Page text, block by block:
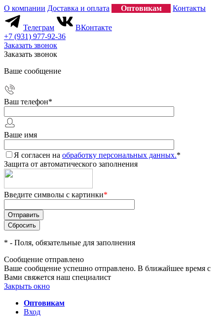
О компании Доставка и оплата Оптовикам Контакты
Телеграм
ВКонтакте
+7 (931) 977-92-36
Заказать звонок
Заказать звонок
Ваше сообщение
Ваш телефон*
Ваше имя
Я согласен на обработку персональных данных.*
Защита от автоматического заполнения
Введите символы с картинки*
* - Поля, обязательные для заполнения
Сообщение отправлено
Ваше сообщение успешно отправлено. В ближайшее время с
Вами свяжется наш специалист
Закрыть окно
Оптовикам
Вход